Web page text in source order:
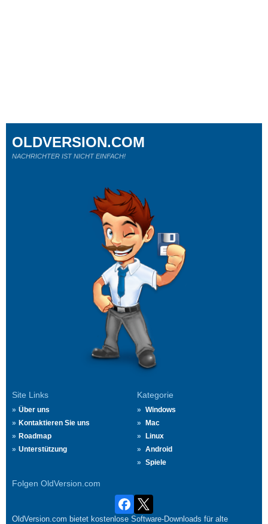
Site Links
Über uns
Kontaktieren Sie uns
Roadmap
Unterstützung
Kategorie
Windows
Mac
Linux
Android
Spiele
Folgen OldVersion.com
OLDVERSION.COM
NACHRICHTER IST NICHT EINFACH!
OldVersion.com bietet kostenlose Software-Downloads für alte